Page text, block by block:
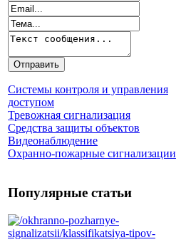
Системы контроля и управления
доступом
Тревожная сигнализация
Средства защиты объектов
Видеонаблюдение
Охранно-пожарные сигнализации
Популярные статьи